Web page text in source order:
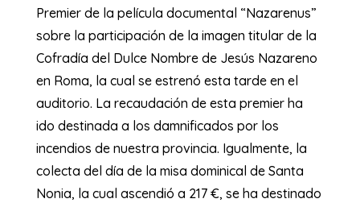
Premier de la película documental “Nazarenus”
sobre la participación de la imagen titular de la
Cofradía del Dulce Nombre de Jesús Nazareno
en Roma, la cual se estrenó esta tarde en el
auditorio. La recaudación de esta premier ha
ido destinada a los damnificados por los
incendios de nuestra provincia. Igualmente, la
colecta del día de la misa dominical de Santa
Nonia, la cual ascendió a 217 €, se ha destinado